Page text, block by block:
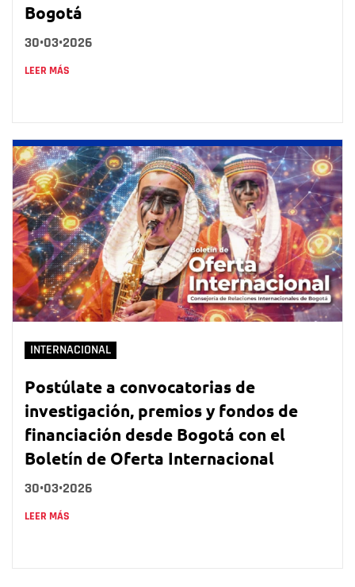
Bogotá
30•03•2026
LEER MÁS
INTERNACIONAL
Postúlate a convocatorias de
investigación, premios y fondos de
financiación desde Bogotá con el
Boletín de Oferta Internacional
30•03•2026
LEER MÁS